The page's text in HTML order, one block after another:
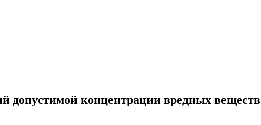
допустимой концентрации вредных веществ